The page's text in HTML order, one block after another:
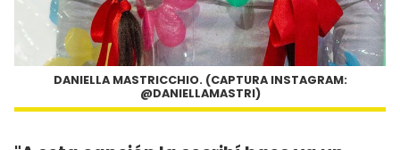
DANIELLA MASTRICCHIO. (CAPTURA INSTAGRAM:
@DANIELLAMASTRI)